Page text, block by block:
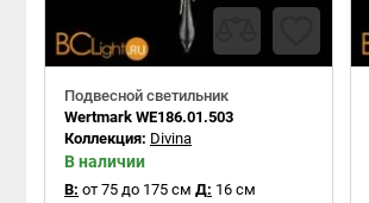
Подвесной светильник
Wertmark WE186.01.503
Коллекция: Divina
В наличии
В: от 75 до 175 см Д: 16 см